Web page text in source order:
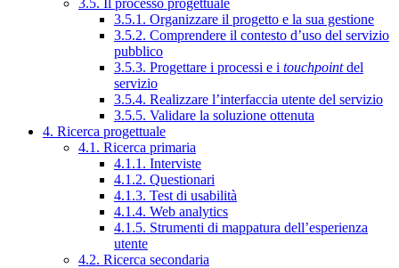
3.5. Il processo progettuale
3.5.1. Organizzare il progetto e la sua gestione
3.5.2. Comprendere il contesto d’uso del servizio
pubblico
3.5.3. Progettare i processi e i touchpointdel
servizio
3.5.4. Realizzare l’interfaccia utente del servizio
3.5.5. Validare la soluzione ottenuta
4. Ricerca progettuale
4.1. Ricerca primaria
4.1.1. Interviste
4.1.2. Questionari
4.1.3. Test di usabilità
4.1.4. Web analytics
4.1.5. Strumenti di mappatura dell’esperienza
utente
4.2. Ricerca secondaria